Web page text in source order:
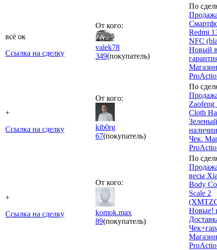
всё ок
Ссылка на сделку
От кого:
valek78
349(покупатель)
По
Redmi
NFC
Новый
Магазин
+
Ссылка на сделку
От кого:
kib0rg
67(покупатель)
По
Zaofeng
Cloth
Чек.
+
Ссылка на сделку
От кого:
komok.max
89(покупатель)
По
весы
Body
Scale 2
Новые!
Магазин